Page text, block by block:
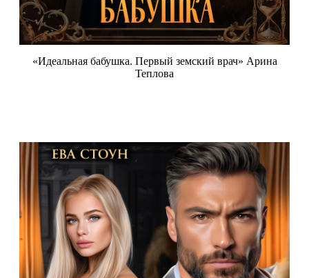
«Идеальная бабушка. Первый земский врач» Арина
Теплова